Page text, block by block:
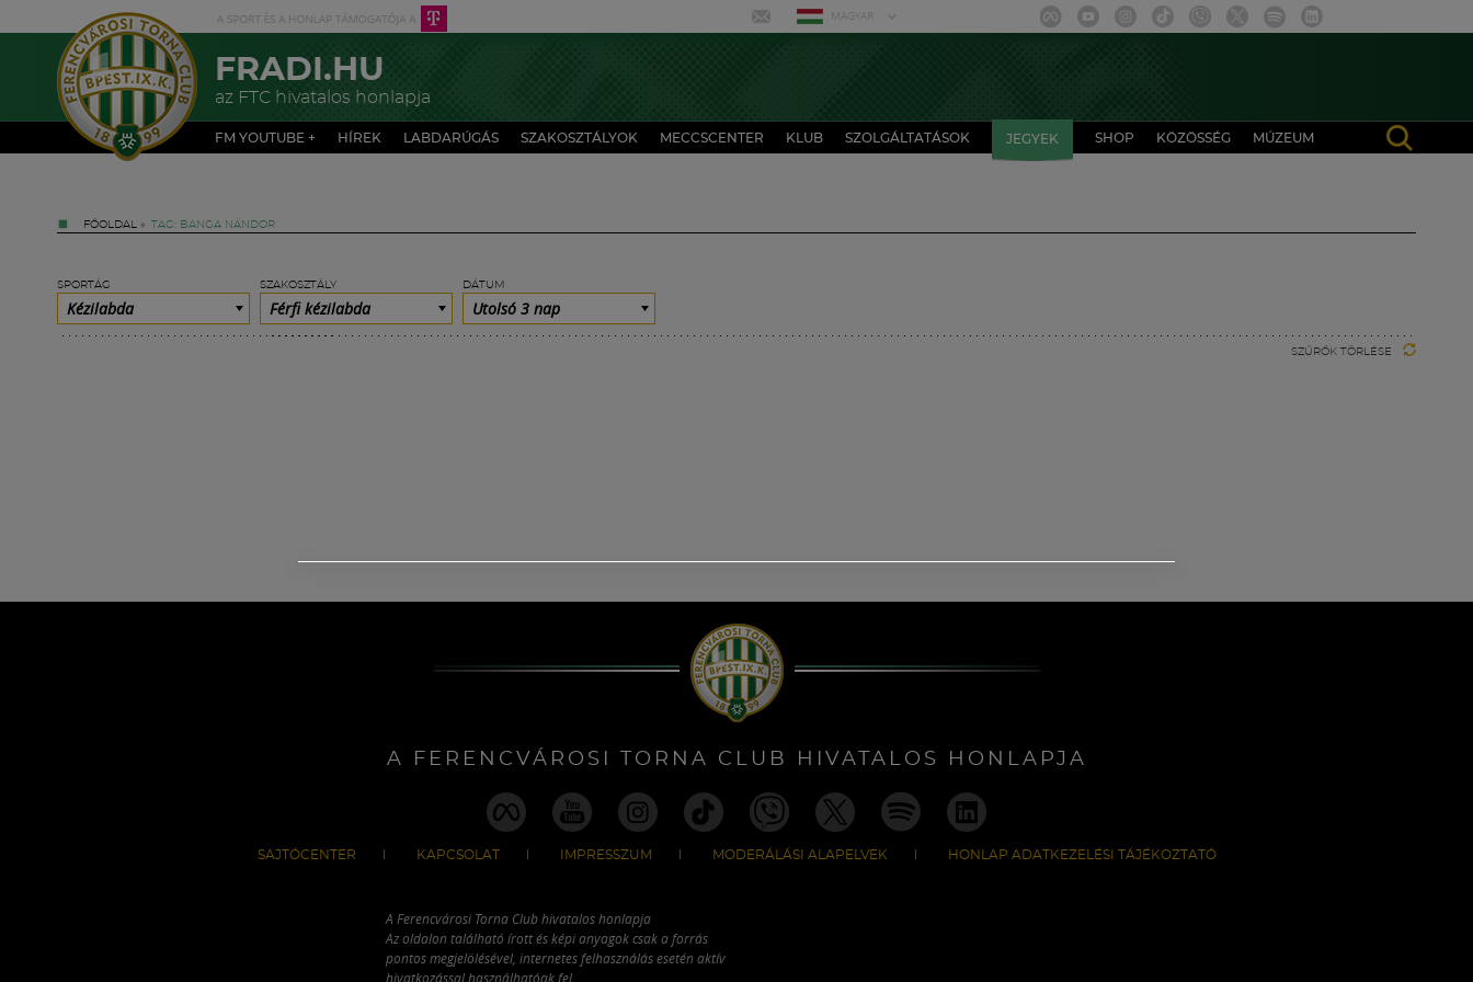
MAGYAR
FRADI.HU
az FTC hivatalos honlapja
FM YOUTUBE + HÍREK LABDARÚGÁS SZAKOSZTÁLYOK MECCSCENTER KLUB SZOLGÁLTATÁSOK JEGYEK SHOP KÖZÖSSÉG MÚZEUM
FŐOLDAL » TAG: BANGA NÁNDOR
SPORTÁG
Kézilabda
SZAKOSZTÁLY
Férfi kézilabda
DÁTUM
Utolsó 3 nap
SZŰRŐK TÖRLÉSE
A FERENCVÁROSI TORNA CLUB HIVATALOS HONLAPJA
SAJTÓCENTER KAPCSOLAT IMPRESSZUM MODERÁLÁSI ALAPELVEK HONLAP ADATKEZELÉSI TÁJÉKOZTATÓ
A Ferencvárosi Torna Club hivatalos honlapja
Az oldalon található írott és képi anyagok csak a forrás
pontos megjelölésével, internetes felhasználás esetén aktív
hivatkozással használhatóak fel.